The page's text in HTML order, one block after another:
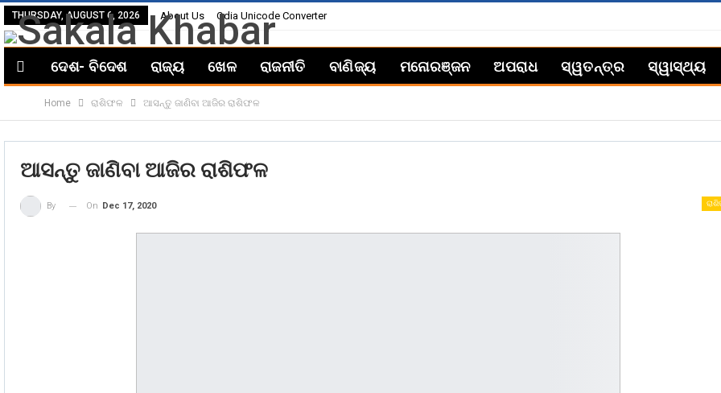
THURSDAY, AUGUST 6, 2026 About Us Odia Unicode Converter
ଦେଶ- ବିଦେଶ ରାଜ୍ୟ ଖେଳ ରାଜନୀତି ବାଣିଜ୍ୟ ମନୋରଞ୍ଜନ ଅପରାଧ ସ୍ୱତନ୍ତ୍ର ସ୍ୱାସ୍ଥ୍ୟ
Home ରାଶିଫଳ ଆସନ୍ତୁ ଜାଣିବା ଆଜିର ରାଶିଫଳ
ଆସନ୍ତୁ ଜାଣିବା ଆଜିର ରାଶିଫଳ
By On Dec 17, 2020